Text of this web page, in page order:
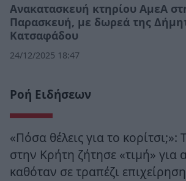
Ανακατασκευή κτηρίου ΑμεΑ
Παρασκευή, με δωρεά της
Κατσαφάδου
24/12/2025 18:47
Ροή Ειδήσεων
«Πόσα θέλεις για το κορίτσι;»:
στην Κρήτη ζήτησε «τιμή» για
καθόταν σε τραπέζι